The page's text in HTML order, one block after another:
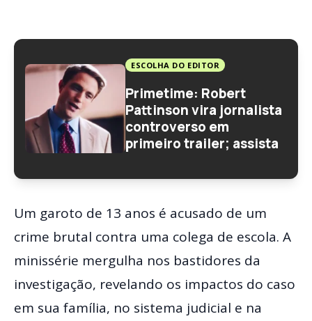
ESCOLHA DO EDITOR
Primetime: Robert
Pattinson vira jornalista
controverso em
primeiro trailer; assista
Um garoto de 13 anos é acusado de um
crime brutal contra uma colega de escola. A
minissérie mergulha nos bastidores da
investigação, revelando os impactos do caso
em sua família, no sistema judicial e na